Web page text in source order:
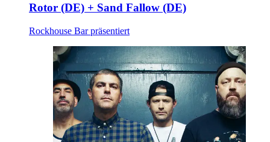
Rotor (DE) + Sand Fallow (DE)
Rockhouse Bar präsentiert